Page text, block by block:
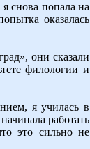
снова попала на
оказалась
они сказали
филологии и
я училась в
работать
это сильно не